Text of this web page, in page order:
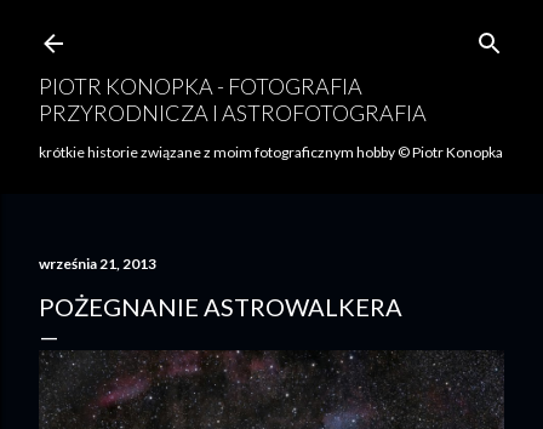
PIOTR KONOPKA - FOTOGRAFIA
PRZYRODNICZA I ASTROFOTOGRAFIA
krótkie historie związane z moim fotograficznym hobby © Piotr Konopka
września 21, 2013
POŻEGNANIE ASTROWALKERA